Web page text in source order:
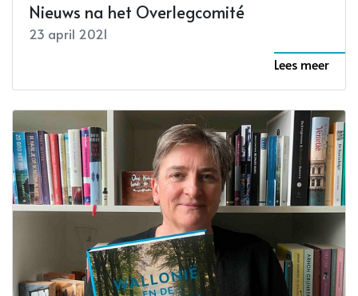
Nieuws na het Overlegcomité
23 april 2021
Lees meer